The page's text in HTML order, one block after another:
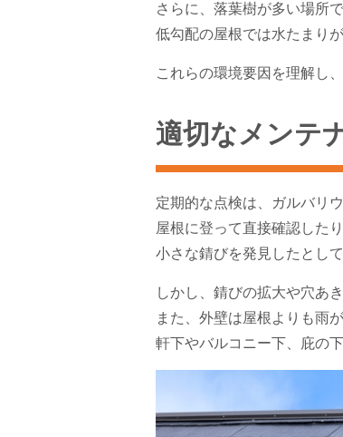
さらに、落葉樹が多い場所
低勾配の屋根では水たまり
これらの環境要因を理解し
適切なメンテ
定期的な点検は、ガルバリ
屋根に登って直接確認した
小さな錆びを発見したとし
しかし、錆びの拡大や穴あ
また、外壁は屋根よりも雨
軒下やバルコニー下、庇の